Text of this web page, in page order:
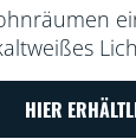
WiZ App
Licht zu
nutze in
HIER